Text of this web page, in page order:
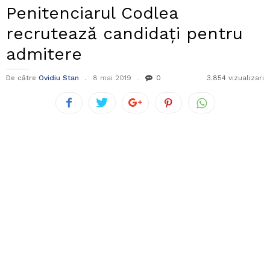
Penitenciarul Codlea
recrutează candidați pentru
admitere
De către Ovidiu Stan 8 mai 2019 0 3.854 vizualizari